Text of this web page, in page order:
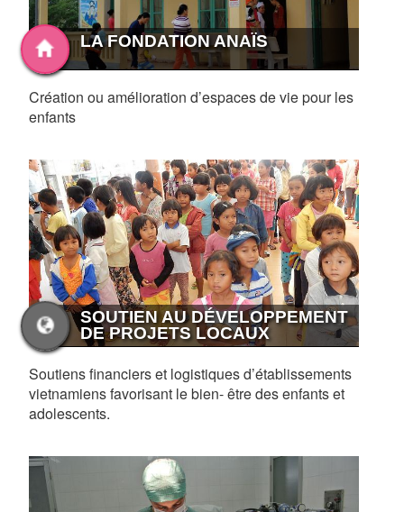
LA FONDATION ANAÏS
Création ou amélioration d’espaces de vie pour les
enfants
SOUTIEN AU DÉVELOPPEMENT
DE PROJETS LOCAUX
Soutiens financiers et logistiques d’établissements
vietnamiens favorisant le bien- être des enfants et
adolescents.